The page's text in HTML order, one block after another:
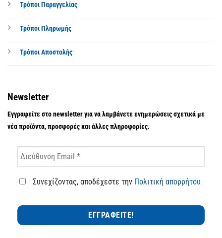
Τρόποι Παραγγελίας
Τρόποι Πληρωμής
Τρόποι Αποστολής
Newsletter
Εγγραφείτε στο newsletter για να λαμβάνετε ενημερώσεις σχετικά με
νέα προϊόντα, προσφορές και άλλες πληροφορίες.
Συνεχίζοντας, αποδέχεστε την Πολιτική απορρήτου